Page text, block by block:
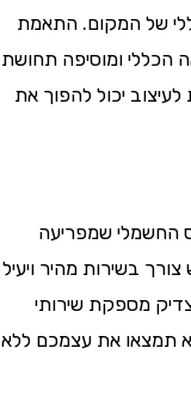
המקום. התאמת
ומוסיפה תחושת
יכול להפוך את
שמפריעה
מהיר ויעיל
שירותי
את עצמכם ללא